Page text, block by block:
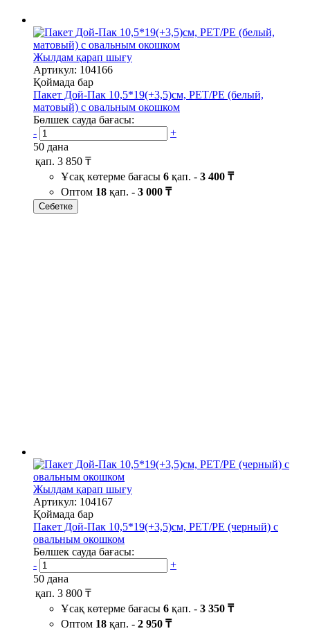
Жылдам қарап шығу
Артикул: 104166
Қоймада бар
Пакет Дой-Пак 10,5*19(+3,5)см, PET/PE (белый,
матовый) с овальным окошком
Бөлшек сауда бағасы:
-
+
50 дана
қап. 3 850 ₸
Ұсақ көтерме бағасы 6 қап. - 3 400 ₸
Оптом 18 қап. - 3 000 ₸
Себетке
Жылдам қарап шығу
Артикул: 104167
Қоймада бар
Пакет Дой-Пак 10,5*19(+3,5)см, PET/PE (черный) с
овальным окошком
Бөлшек сауда бағасы:
-
+
50 дана
қап. 3 800 ₸
Ұсақ көтерме бағасы 6 қап. - 3 350 ₸
Оптом 18 қап. - 2 950 ₸